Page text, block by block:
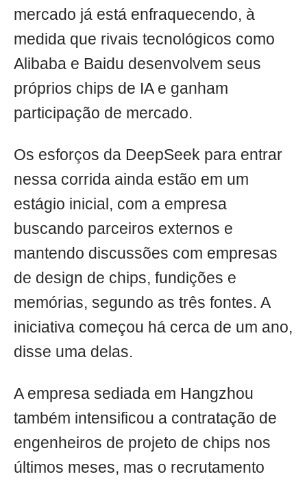
mercado já está enfraquecendo, à
medida que rivais tecnológicos como
Alibaba e Baidu desenvolvem seus
próprios chips de IA e ganham
participação de mercado.
Os esforços da DeepSeek para entrar
nessa corrida ainda estão em um
estágio inicial, com a empresa
buscando parceiros externos e
mantendo discussões com empresas
de design de chips, fundições e
memórias, segundo as três fontes. A
iniciativa começou há cerca de um ano,
disse uma delas.
A empresa sediada em Hangzhou
também intensificou a contratação de
engenheiros de projeto de chips nos
últimos meses, mas o recrutamento